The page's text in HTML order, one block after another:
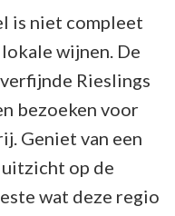
is niet compleet
wijnen. De
Rieslings
bezoeken voor
Geniet van een
op de
wat deze regio